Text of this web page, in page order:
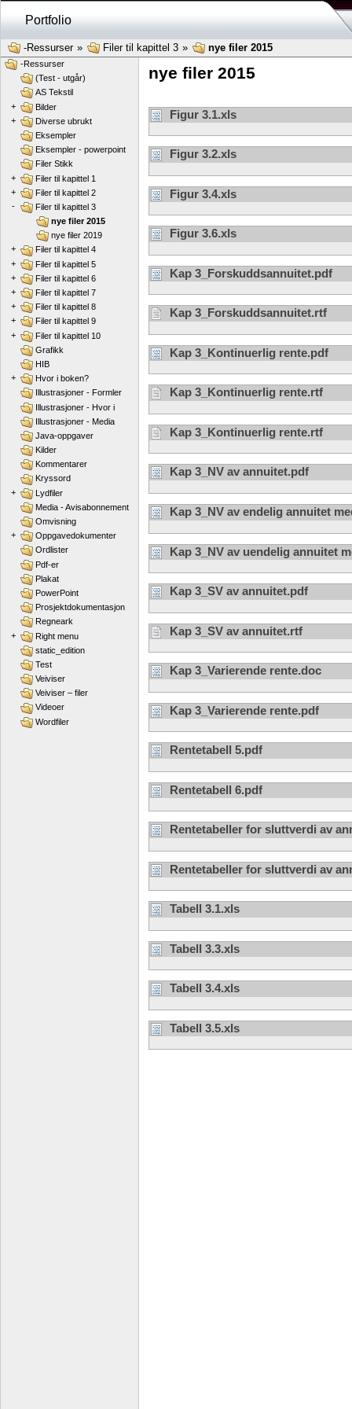
Portfolio
-Ressurser» Filer til kapittel 3 » nye filer 2015
nye filer 2015
Figur 3.1.xls
Figur 3.2.xls
Figur 3.4.xls
Figur 3.6.xls
Kap 3_Forskuddsannuitet.pdf
Kap 3_Forskuddsannuitet.rtf
Kap 3_Kontinuerlig rente.pdf
Kap 3_Kontinuerlig rente.rtf
Kap 3_Kontinuerlig rente.rtf
Kap 3_NV av annuitet.pdf
Kap 3_NV av endelig annuitet
Kap 3_NV av uendelig annuitet
Kap 3_SV av annuitet.pdf
Kap 3_SV av annuitet.rtf
Kap 3_Varierende rente.doc
Kap 3_Varierende rente.pdf
Rentetabell 5.pdf
Rentetabell 6.pdf
Rentetabeller for sluttverdi av
Rentetabeller for sluttverdi av
Tabell 3.1.xls
Tabell 3.3.xls
Tabell 3.4.xls
Tabell 3.5.xls
-Ressurser
(Test - utgår)
AS Tekstil
+
Bilder
+
Diverse ubrukt
Eksempler
Eksempler - powerpoint
Filer Stikk
+
Filer til kapittel 1
+
Filer til kapittel 2
-
Filer til kapittel 3
nye filer 2015
nye filer 2019
+
Filer til kapittel 4
+
Filer til kapittel 5
+
Filer til kapittel 6
+
Filer til kapittel 7
+
Filer til kapittel 8
+
Filer til kapittel 9
+
Filer til kapittel 10
Grafikk
HIB
+
Hvor i boken?
Illustrasjoner - Formler
Illustrasjoner - Hvor i
Illustrasjoner - Media
Java-oppgaver
Kilder
Kommentarer
Kryssord
+
Lydfiler
Media - Avisabonnement
Omvisning
+
Oppgavedokumenter
Ordlister
Pdf-er
Plakat
PowerPoint
Prosjektdokumentasjon
Regneark
+
Right menu
static_edition
Test
Veiviser
Veiviser – filer
Videoer
Wordfiler